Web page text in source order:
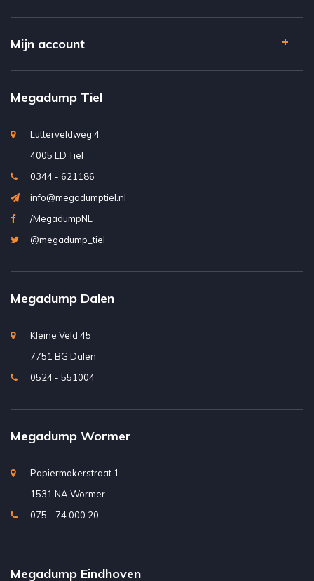
Mijn account
Megadump Tiel
Lutterveldweg 4
4005 LD Tiel
0344 - 621186
info@megadumptiel.nl
/MegadumpNL
@megadump_tiel
Megadump Dalen
Kleine Veld 45
7751 BG Dalen
0524 - 551004
Megadump Wormer
Papiermakerstraat 1
1531 NA Wormer
075 - 74 000 20
Megadump Eindhoven